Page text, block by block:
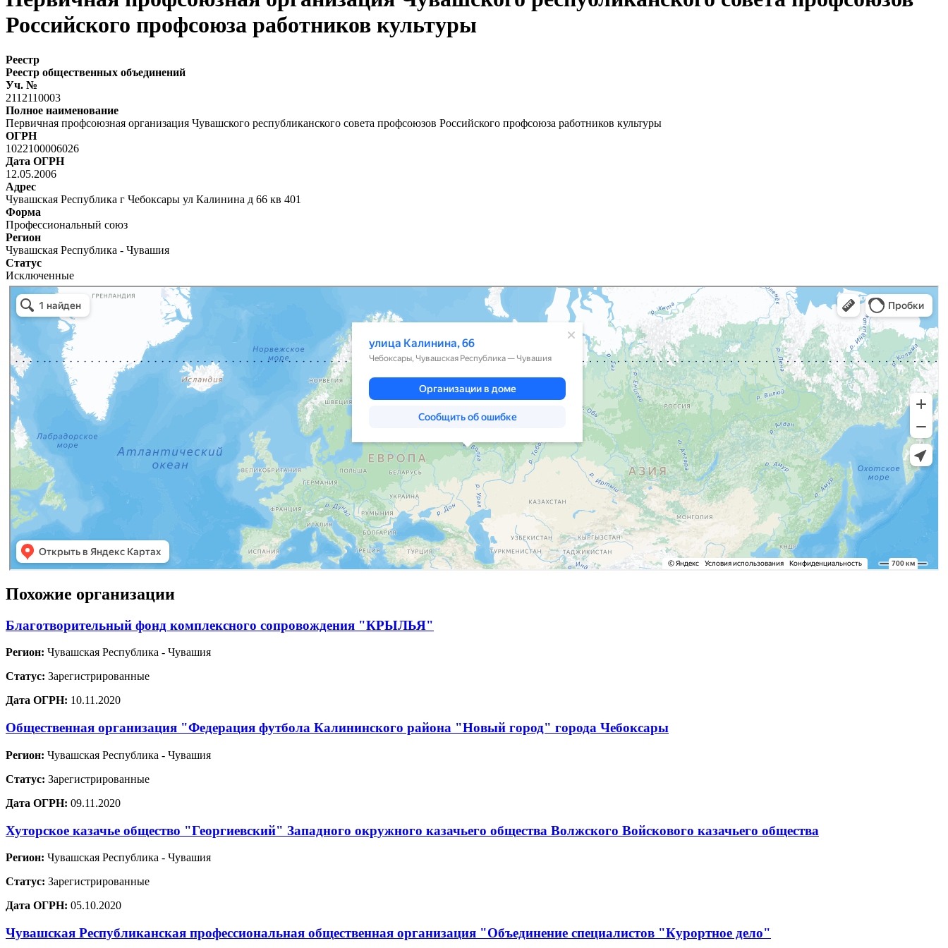
Российского профсоюза работников культуры
Реестр
Реестр общественных объединений
Уч. №
2112110003
Полное наименование
Первичная профсоюзная организация Чувашского республиканского совета профсоюзов Российского профсоюза работников культуры
ОГРН
1022100006026
Дата ОГРН
12.05.2006
Адрес
Чувашская Республика г Чебоксары ул Калинина д 66 кв 401
Форма
Профессиональный союз
Регион
Чувашская Республика - Чувашия
Статус
Исключенные
Похожие организации
Благотворительный фонд комплексного сопровождения "КРЫЛЬЯ"
Регион: Чувашская Республика - Чувашия
Статус: Зарегистрированные
Дата ОГРН: 10.11.2020
Общественная организация "Федерация футбола Калининского района "Новый город" города Чебоксары
Регион: Чувашская Республика - Чувашия
Статус: Зарегистрированные
Дата ОГРН: 09.11.2020
Хуторское казачье общество "Георгиевский" Западного окружного казачьего общества Волжского Войскового казачьего общества
Регион: Чувашская Республика - Чувашия
Статус: Зарегистрированные
Дата ОГРН: 05.10.2020
Чувашская Республиканская профессиональная общественная организация "Объединение специалистов "Курортное дело"